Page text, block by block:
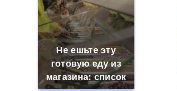
Не ешьте эту
готовую еду из
магазина: список